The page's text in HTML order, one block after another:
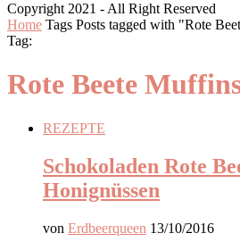
Copyright 2021 - All Right Reserved
Home Tags Posts tagged with "Rote
Tag:
Rote Beete
REZEPTE
Schokoladen Rote
Honignüssen
von Erdbeerqueen 13/10/2016